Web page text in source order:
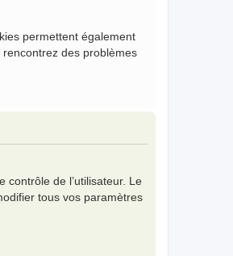
permettent également
des problèmes
de l’utilisateur. Le
tous vos paramètres